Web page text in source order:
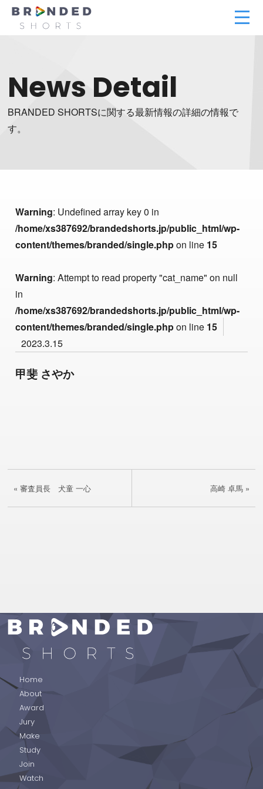
News Detail
BRANDED SHORTSに関する最新情報の詳細の情報で
す。
Warning: Undefined array key 0 in
/home/xs387692/brandedshorts.jp/public_html/wp-
content/themes/branded/single.phpon line 15
Warning: Attempt to read property "cat_name" on null
in
/home/xs387692/brandedshorts.jp/public_html/wp-
content/themes/branded/single.phpon line 15
2023.3.15
甲斐 さやか
« 審査員長 犬童 一心 高崎 卓馬 »
BRANDED SHORTS
Home
About
Award
Jury
Make
Study
Join
Watch